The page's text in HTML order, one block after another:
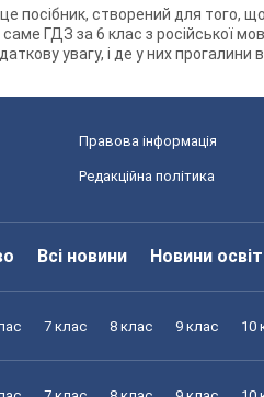
посібник, створений для того,
саме ГДЗ за 6 клас з російської
увагу, і де у них прогалини в
Правова інформація
Редакційна політика
Всі новини Новини
7 клас 8 клас 9 клас 10